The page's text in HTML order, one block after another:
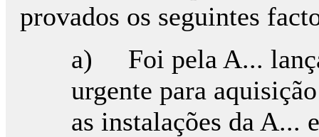
provados os seguintes
a) Foi pela A...
urgente para
as instalações da A...